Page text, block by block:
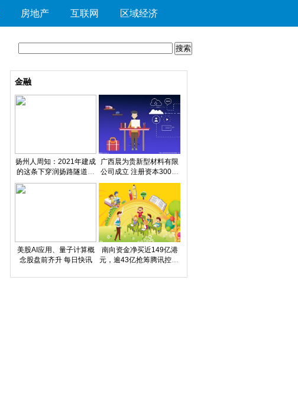
房地产 互联网 区域经济
金融
扬州人周知：2021年建成
的这条下穿润扬路隧道即
将投用_每日消息
广西晨为贵新型材料有限
公司成立 注册资本300万
人民币
美股AI应用、量子计算概
念股盘前齐升 每日快讯
南向资金净买近149亿港
元，逾43亿抢筹腾讯控股|